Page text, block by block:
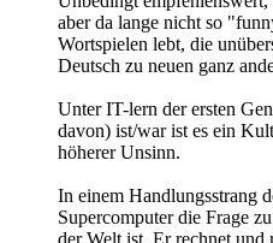
aber da lange nicht so
Wortspielen lebt, die
Deutsch zu neuen ganz
Unter IT-lern der ersten
davon) ist/war ist es ein
höherer Unsinn.
In einem Handlungsstrang
Supercomputer die Frage
der Welt ist. Er rechnet und